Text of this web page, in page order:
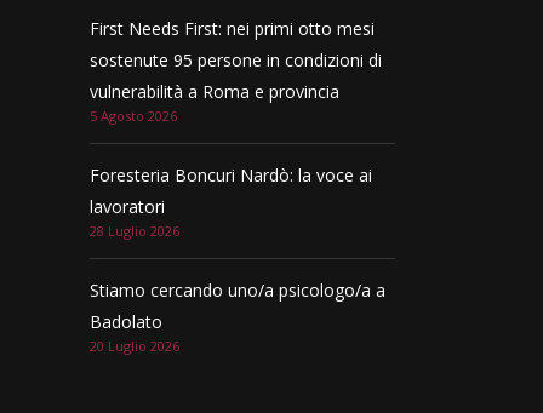
First Needs First: nei primi otto mesi
sostenute 95 persone in condizioni di
vulnerabilità a Roma e provincia
5 Agosto 2026
Foresteria Boncuri Nardò: la voce ai
lavoratori
28 Luglio 2026
Stiamo cercando uno/a psicologo/a a
Badolato
20 Luglio 2026